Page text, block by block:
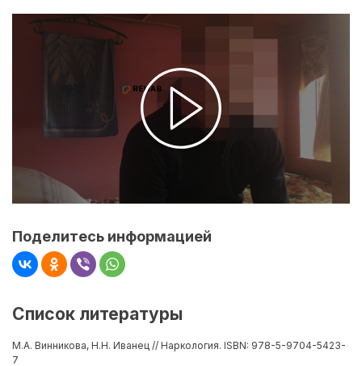
Поделитесь информацией
Список литературы
М.А. Винникова, Н.Н. Иванец // Наркология. ISBN: 978-5-9704-5423-
7